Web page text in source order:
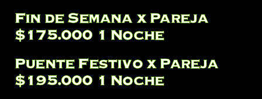
Fin de Semana x Pareja
$175.000 1 Noche
Puente Festivo x Pareja
$195.000 1 Noche